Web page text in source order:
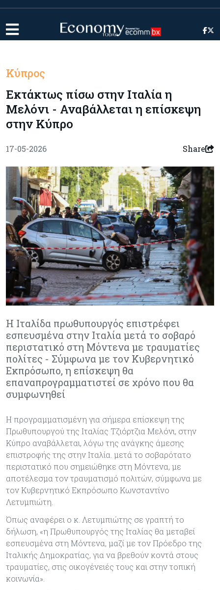
Κύπρος
Εκτάκτως πίσω στην Ιταλία η
Μελόνι - Αναβάλλεται η επίσκεψη
στην Κύπρο
17-05-2026 Share
Η Ιταλίδα πρωθυπουργός επιστρέφει
εσπευσμένα στην Ιταλία μετά το σοβαρό
περιστατικό στη Μόντενα με τραυματίες
πολίτες - Σύμφωνα με τον Κυβερνητικό
Εκπρόσωπο, η επίσκεψη θα
επαναπρογραμματιστεί σε χρόνο που θα
συμφωνηθεί
Η προγραμματισμένη για σήμερα επίσκεψη της
Πρωθυπουργού της Ιταλίας Τζιόρτζια Μελόνι, στην
Κύπρο αναβάλλεται, λόγω της ανάγκης άμεσης
επιστροφής της στην Ιταλία. μετά το σοβαρότατο
περιστατικό που σημειώθηκε στη Μόντενα, με
αποτέλεσμα τον τραυματισμό πολιτών, σύμφωνα με
τον Κυβερνητικό Εκπρόσωπο Κωνσταντίνο
Λετυμπιώτη.
Όπως αναφέρει ο κ. Λετυμπιώτης σε γραπτή το
δήλωση, «η Πρωθυπουργός της Ιταλίας θα μεταβεί
εσπευσμένα στη Μόντενα, μαζί με τον Πρόεδρο της
Ιταλικής Δημοκρατίας, για να βρεθούν κοντά στους
τραυματίες, στις οικογένειές τους και στην τοπική
κοινωνία».